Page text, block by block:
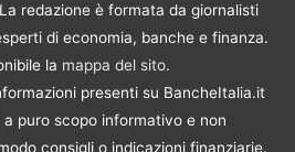
redazione è formata da giornalisti
di economia, banche e finanza.
la mappa del sito.
presenti su BancheItalia.it
a puro scopo informativo e non
consigli o indicazioni finanziarie.